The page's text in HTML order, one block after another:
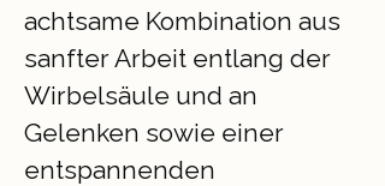
achtsame Kombination aus
sanfter Arbeit entlang der
Wirbelsäule und an
Gelenken sowie einer
entspannenden